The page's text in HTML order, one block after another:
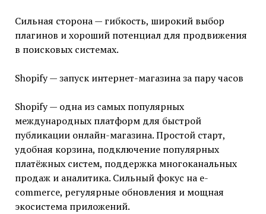
Сильная сторона — гибкость, широкий выбор
плагинов и хороший потенциал для продвижения
в поисковых системах.
Shopify — запуск интернет-магазина за пару часов
Shopify — одна из самых популярных
международных платформ для быстрой
публикации онлайн-магазина. Простой старт,
удобная корзина, подключение популярных
платёжных систем, поддержка многоканальных
продаж и аналитика. Сильный фокус на e-
commerce, регулярные обновления и мощная
экосистема приложений.